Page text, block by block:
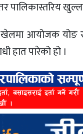
पालिकास्तरिय
आयोजक योङ
हात पारेको हो ।